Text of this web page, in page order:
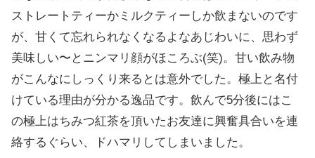
ストレートティーかミルクティーしか飲まないのです
が、甘くて忘れられなくなるよなあじわいに、思わず
美味しい〜とニンマリ顔がほころぶ(笑)。甘い飲み物
がこんなにしっくり来るとは意外でした。極上と名付
けている理由が分かる逸品です。飲んで5分後にはこ
の極上はちみつ紅茶を頂いたお友達に興奮具合いを連
絡するぐらい、ドハマリしてしまいました。